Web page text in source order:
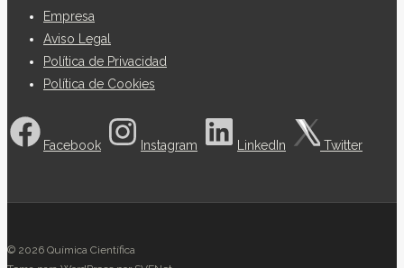
Empresa
Aviso Legal
Política de Privacidad
Política de Cookies
Facebook Instagram LinkedIn Twitter
© 2026 Química Científica